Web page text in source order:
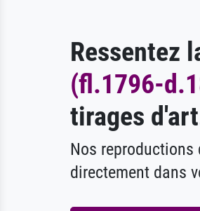
Ressentez
(fl.1796-
tirages
Nos
directement dans